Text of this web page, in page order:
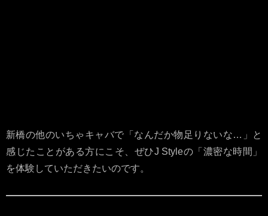
新橋の他のいちゃキャバで「なんだか物足りないな…」と
感じたことがある方にこそ、ぜひJ Styleの「濃密な時間」
を体験していただきたいのです。